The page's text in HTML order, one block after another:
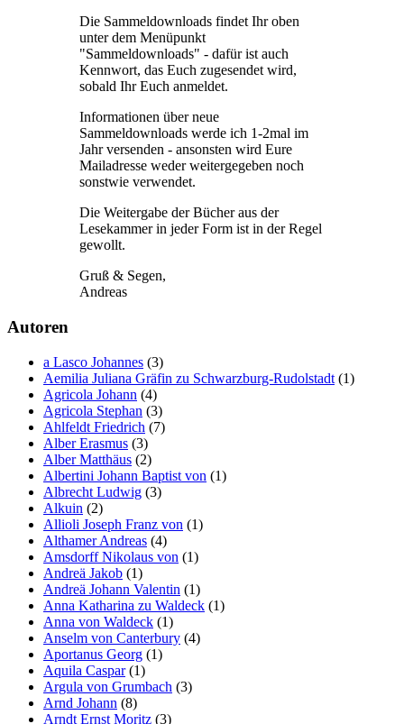
Die Sammeldownloads findet Ihr oben
unter dem Menüpunkt
"Sammeldownloads" - dafür ist auch
Kennwort, das Euch zugesendet wird,
sobald Ihr Euch anmeldet.
Informationen über neue
Sammeldownloads werde ich 1-2mal im
Jahr versenden - ansonsten wird Eure
Mailadresse weder weitergegeben noch
sonstwie verwendet.
Die Weitergabe der Bücher aus der
Lesekammer in jeder Form ist in der Regel
gewollt.
Gruß & Segen,
Andreas
Autoren
a Lasco Johannes (3)
Aemilia Juliana Gräfin zu Schwarzburg-Rudolstadt (1)
Agricola Johann (4)
Agricola Stephan (3)
Ahlfeldt Friedrich (7)
Alber Erasmus (3)
Alber Matthäus (2)
Albertini Johann Baptist von (1)
Albrecht Ludwig (3)
Alkuin (2)
Allioli Joseph Franz von (1)
Althamer Andreas (4)
Amsdorff Nikolaus von (1)
Andreä Jakob (1)
Andreä Johann Valentin (1)
Anna Katharina zu Waldeck (1)
Anna von Waldeck (1)
Anselm von Canterbury (4)
Aportanus Georg (1)
Aquila Caspar(1)
Argula von Grumbach (3)
Arnd Johann (8)
Arndt Ernst Moritz (3)